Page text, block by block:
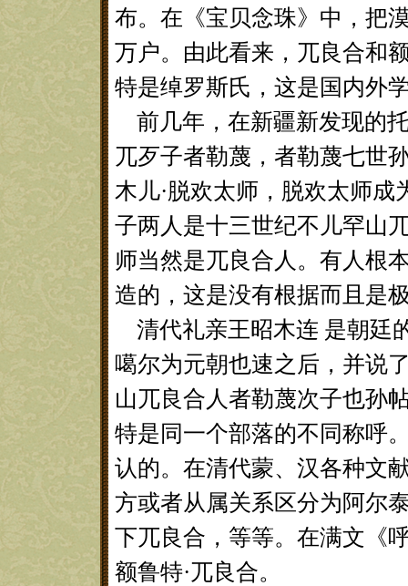
布。在《宝贝念珠》中，把
万户。由此看来，兀良合和
特是绰罗斯氏，这是国内外
前几年，在新疆新发现的
兀歹子者勒蔑，者勒蔑七世
木儿·脱欢太师，脱欢太师成
子两人是十三世纪不儿罕山
师当然是兀良合人。有人根
造的，这是没有根据而且是
清代礼亲王昭木连 是朝廷
噶尔为元朝也速之后，并说
山兀良合人者勒蔑次子也孙
特是同一个部落的不同称呼
认的。在清代蒙、汉各种文
方或者从属关系区分为阿尔
下兀良合，等等。在满文《
额鲁特·兀良合。